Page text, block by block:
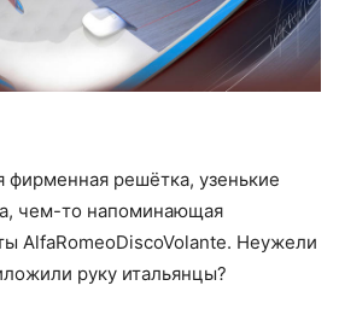
фирменная решётка, узенькие
чем-то напоминающая
AlfaRomeoDiscoVolante. Неужели
руку итальянцы?